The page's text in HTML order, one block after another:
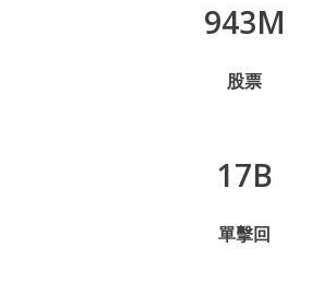
943M
股票
17B
單擊回